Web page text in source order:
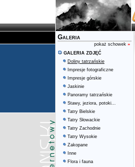
Galeria
pokaż schowek »
GALERIA ZDJĘĆ
Doliny tatrzańskie
Impresje fotograficzne
Impresje górskie
Jaskinie
Panoramy tatrzańskie
Stawy, jeziora, potoki...
Tatry Bielskie
Tatry Słowackie
Tatry Zachodnie
Tatry Wysokie
Zakopane
Inne
Flora i fauna